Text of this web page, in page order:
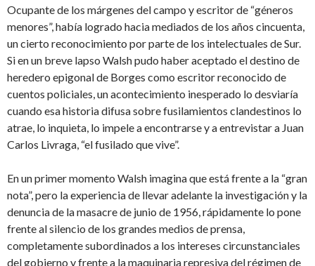
Ocupante de los márgenes del campo y escritor de “géneros
menores”, había logrado hacia mediados de los años cincuenta,
un cierto reconocimiento por parte de los intelectuales de Sur.
Si en un breve lapso Walsh pudo haber aceptado el destino de
heredero epigonal de Borges como escritor reconocido de
cuentos policiales, un acontecimiento inesperado lo desviaría
cuando esa historia difusa sobre fusilamientos clandestinos lo
atrae, lo inquieta, lo impele a encontrarse y a entrevistar a Juan
Carlos Livraga, “el fusilado que vive”.
En un primer momento Walsh imagina que está frente a la “gran
nota”, pero la experiencia de llevar adelante la investigación y la
denuncia de la masacre de junio de 1956, rápidamente lo pone
frente al silencio de los grandes medios de prensa,
completamente subordinados a los intereses circunstanciales
del gobierno y frente a la maquinaria represiva del régimen de